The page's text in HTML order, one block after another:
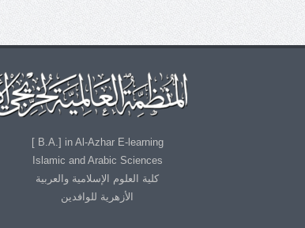
B.A.] in Al-Azhar E-learning ]
Islamic and Arabic Sciences
كلية العلوم الإسلامية والعربية
الأزهرية للوافدين